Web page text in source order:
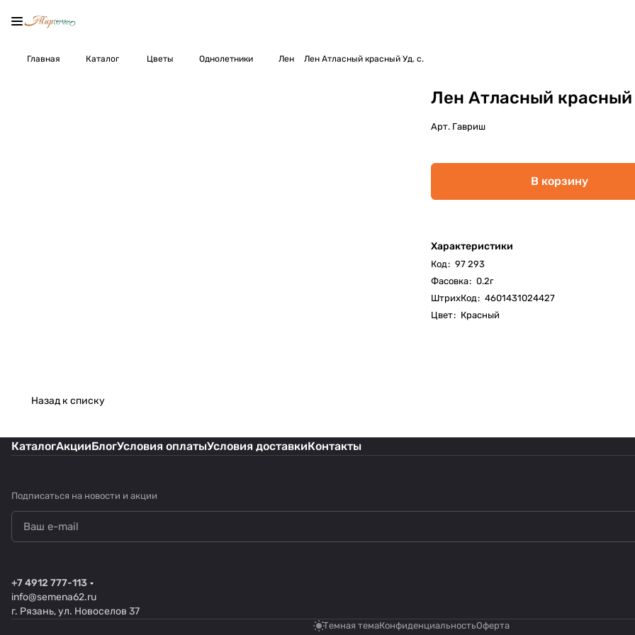
Главная Каталог Цветы Однолетники Лен Лен Атласный красный Уд. с.
Лен Атласный красный
Арт. Гавриш
В корзину
Характеристики
Код: 97 293
Фасовка: 0.2г
ШтрихКод: 4601431024427
Цвет: Красный
Назад к списку
КаталогАкцииБлогУсловия оплатыУсловия доставкиКонтакты
Подписаться на новости и акции
+7 4912 777-113
info@semena62.ru
г. Рязань, ул. Новоселов 37
Темная темаКонфиденциальностьОферта